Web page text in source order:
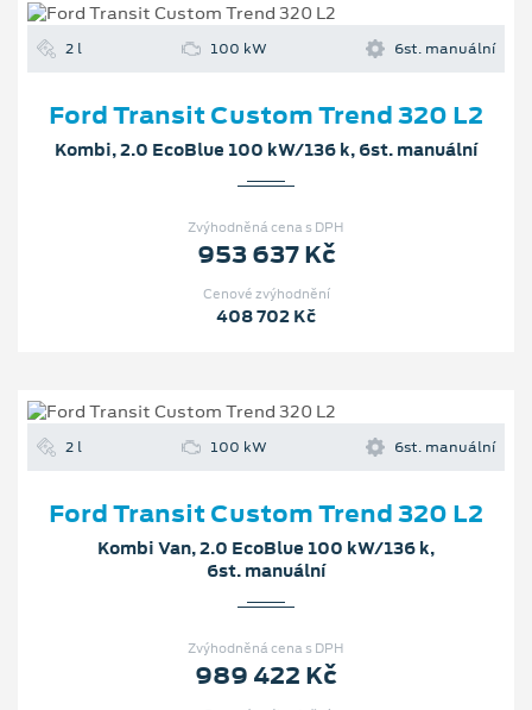
2 l 100 kW 6st. manuální
Ford Transit Custom Trend 320 L2
Kombi, 2.0 EcoBlue 100 kW/136 k, 6st. manuální
Zvýhodněná cena s DPH
953 637 Kč
Cenové zvýhodnění
408 702 Kč
2 l 100 kW 6st. manuální
Ford Transit Custom Trend 320 L2
Kombi Van, 2.0 EcoBlue 100 kW/136 k,
6st. manuální
Zvýhodněná cena s DPH
989 422 Kč